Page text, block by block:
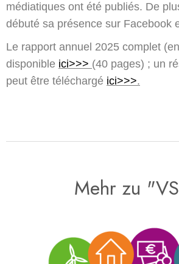
médiatiques ont été publiés. De
débuté sa présence sur Facebook
Le rapport annuel 2025 complet
disponible ici>>> (40 pages) ; un
peut être téléchargé ici>>>.
Mehr zu